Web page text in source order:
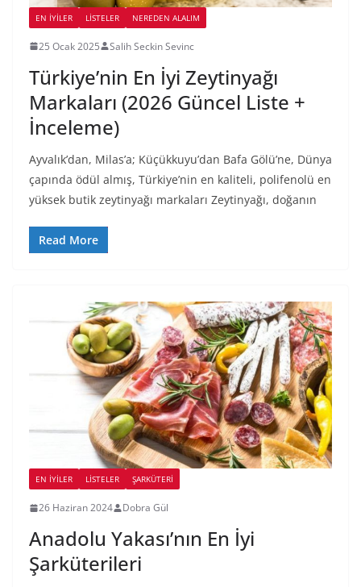
EN İYILER LİSTELER NEREDEN ALALIM
25 Ocak 2025 Salih Seckin Sevinc
Türkiye’nin En İyi Zeytinyağı
Markaları (2026 Güncel Liste +
İnceleme)
Ayvalık’dan, Milas’a; Küçükkuyu’dan Bafa Gölü’ne, Dünya
çapında ödül almış, Türkiye’nin en kaliteli, polifenolü en
yüksek butik zeytinyağı markaları Zeytinyağı, doğanın
Read More
EN İYILER LİSTELER ŞARKÜTERI
26 Haziran 2024 Dobra Gül
Anadolu Yakası’nın En İyi
Şarküterileri